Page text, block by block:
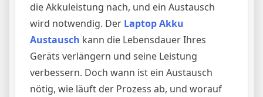
die Akkuleistung nach, und ein Austausch
wird notwendig. Der Laptop Akku
Austausch kann die Lebensdauer Ihres
Geräts verlängern und seine Leistung
verbessern. Doch wann ist ein Austausch
nötig, wie läuft der Prozess ab, und worauf